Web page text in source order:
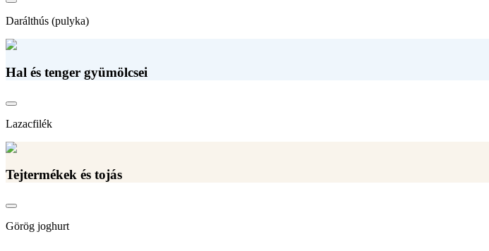
Darálthús (pulyka)
Hal és tenger gyümölcsei
Lazacfilék
Tejtermékek és tojás
Görög joghurt